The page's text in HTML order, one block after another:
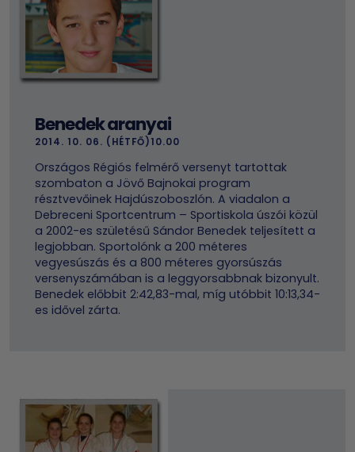
Benedek aranyai
2014. 10. 06. (HÉTFŐ)10.00
Országos Régiós felmérő versenyt tartottak
szombaton a Jövő Bajnokai program
résztvevőinek Hajdúszoboszlón. A viadalon a
Debreceni Sportcentrum – Sportiskola úszói közül
a 2002-es születésű Sándor Benedek teljesített a
legjobban. Sportolónk a 200 méteres
vegyesúszás és a 800 méteres gyorsúszás
versenyszámában is a leggyorsabbnak bizonyult.
Benedek előbbit 2:42,83-mal, míg utóbbit 10:13,34-
es idővel zárta.